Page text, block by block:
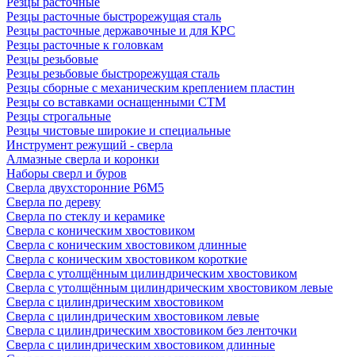
Резцы расточные быстрорежущая сталь
Резцы расточные державочные и для КРС
Резцы расточные к головкам
Резцы резьбовые
Резцы резьбовые быстрорежущая сталь
Резцы сборные с механическим креплением пластин
Резцы со вставками оснащенными СТМ
Резцы строгальные
Резцы чистовые широкие и специальные
Инструмент режущий - сверла
Алмазные сверла и коронки
Наборы сверл и буров
Сверла двухсторонние Р6М5
Сверла по дереву
Сверла по стеклу и керамике
Сверла с коническим хвостовиком
Сверла с коническим хвостовиком длинные
Сверла с коническим хвостовиком короткие
Сверла с утолщённым цилиндрическим хвостовиком
Сверла с утолщённым цилиндрическим хвостовиком левые
Сверла с цилиндрическим хвостовиком
Сверла с цилиндрическим хвостовиком левые
Сверла с цилиндрическим хвостовиком без ленточки
Сверла с цилиндрическим хвостовиком длинные